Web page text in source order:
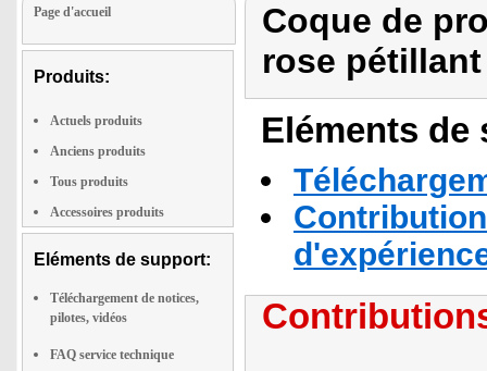
Page d'accueil
Produits:
Actuels produits
Anciens produits
Tous produits
Accessoires produits
Eléments de support:
Téléchargement de notices,
pilotes, vidéos
FAQ service technique
Coque de
rose pétillant
Eléments